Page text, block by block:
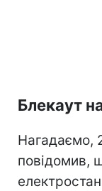
Блекаут
Нагадаємо,
повідомив,